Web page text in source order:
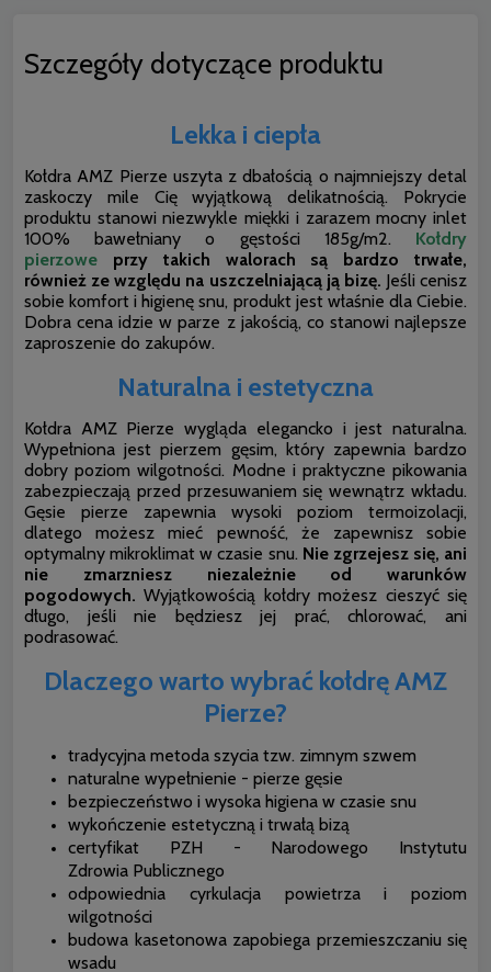
Szczegóły dotyczące produktu
Lekka i ciepła
Kołdra AMZ Pierze uszyta z dbałością o najmniejszy detal
zaskoczy mile Cię wyjątkową delikatnością. Pokrycie
produktu stanowi niezwykle miękki i zarazem mocny inlet
100% bawełniany o gęstości 185g/m2. Kołdry
pierzowe przy takich walorach są bardzo trwałe,
również ze względu na uszczelniającą ją bizę. Jeśli cenisz
sobie komfort i higienę snu, produkt jest właśnie dla Ciebie.
Dobra cena idzie w parze z jakością, co stanowi najlepsze
zaproszenie do zakupów.
Naturalna i estetyczna
Kołdra AMZ Pierze wygląda elegancko i jest naturalna.
Wypełniona jest pierzem gęsim, który zapewnia bardzo
dobry poziom wilgotności. Modne i praktyczne pikowania
zabezpieczają przed przesuwaniem się wewnątrz wkładu.
Gęsie pierze zapewnia wysoki poziom termoizolacji,
dlatego możesz mieć pewność, że zapewnisz sobie
optymalny mikroklimat w czasie snu. Nie zgrzejesz się, ani
nie zmarzniesz niezależnie od warunków
pogodowych. Wyjątkowością kołdry możesz cieszyć się
długo, jeśli nie będziesz jej prać, chlorować, ani
podrasować.
Dlaczego warto wybrać kołdrę AMZ
Pierze?
tradycyjna metoda szycia tzw. zimnym szwem
naturalne wypełnienie - pierze gęsie
bezpieczeństwo i wysoka higiena w czasie snu
wykończenie estetyczną i trwałą bizą
certyfikat PZH - Narodowego Instytutu
Zdrowia Publicznego
odpowiednia cyrkulacja powietrza i poziom
wilgotności
budowa kasetonowa zapobiega przemieszczaniu się
wsadu